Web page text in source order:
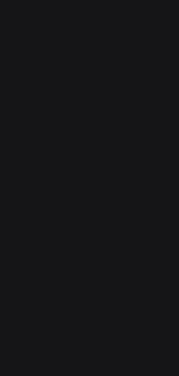
het lopen in